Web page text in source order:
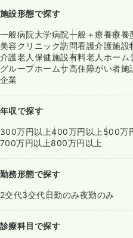
施設形態で探す
一般病院大学病院一般＋療養療養
美容クリニック訪問看護介護施設
介護老人保健施設有料老人ホーム
グループホームサ高住障がい者施
企業
年収で探す
300万円以上400万円以上 500万
700万円以上800万円以上
勤務形態で探す
2交代3交代日勤のみ夜勤のみ
診療科目で探す